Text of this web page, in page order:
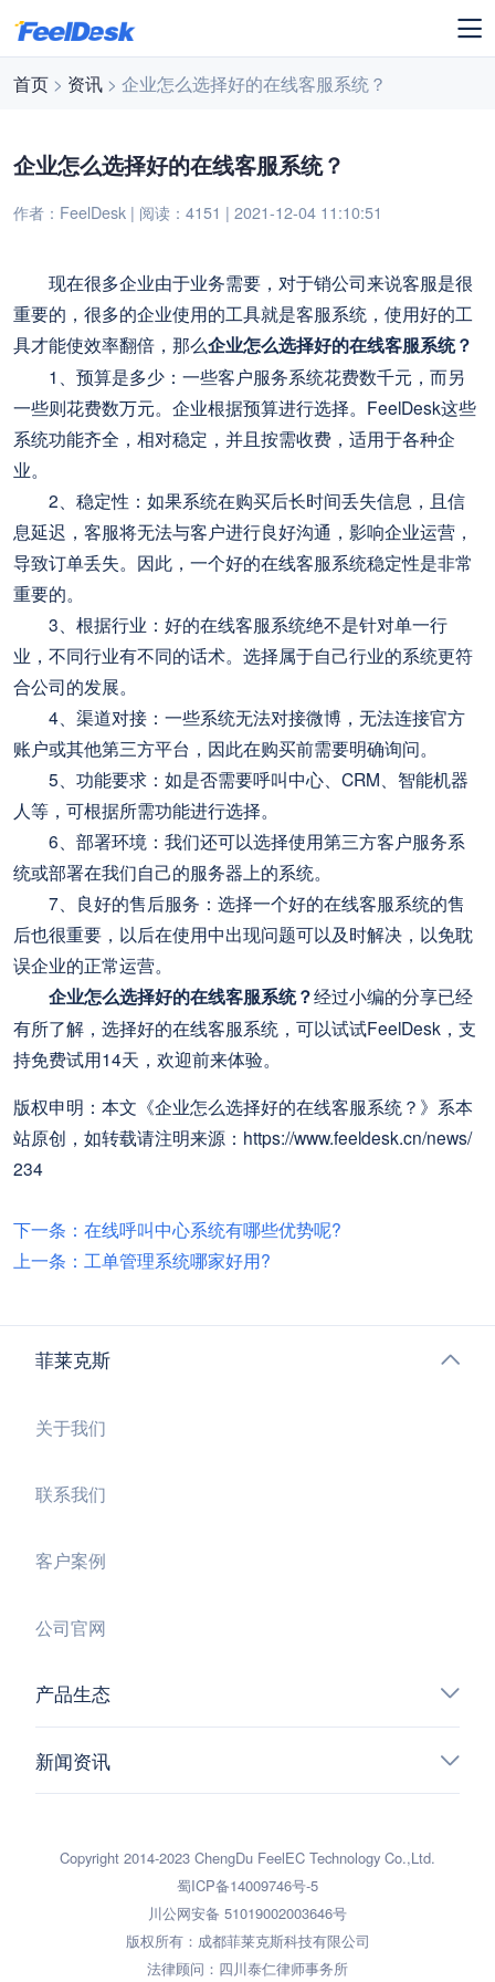
首页 > 资讯 > 企业怎么选择好的在线客服系统？
企业怎么选择好的在线客服系统？
作者：FeelDesk | 阅读：4151 | 2021-12-04 11:10:51
现在很多企业由于业务需要，对于销公司来说客服是很
重要的，很多的企业使用的工具就是客服系统，使用好的工
具才能使效率翻倍，那么企业怎么选择好的在线客服系统？
1、预算是多少：一些客户服务系统花费数千元，而另
一些则花费数万元。企业根据预算进行选择。FeelDesk这些
系统功能齐全，相对稳定，并且按需收费，适用于各种企
业。
2、稳定性：如果系统在购买后长时间丢失信息，且信
息延迟，客服将无法与客户进行良好沟通，影响企业运营，
导致订单丢失。因此，一个好的在线客服系统稳定性是非常
重要的。
3、根据行业：好的在线客服系统绝不是针对单一行
业，不同行业有不同的话术。选择属于自己行业的系统更符
合公司的发展。
4、渠道对接：一些系统无法对接微博，无法连接官方
账户或其他第三方平台，因此在购买前需要明确询问。
5、功能要求：如是否需要呼叫中心、CRM、智能机器
人等，可根据所需功能进行选择。
6、部署环境：我们还可以选择使用第三方客户服务系
统或部署在我们自己的服务器上的系统。
7、良好的售后服务：选择一个好的在线客服系统的售
后也很重要，以后在使用中出现问题可以及时解决，以免耽
误企业的正常运营。
企业怎么选择好的在线客服系统？经过小编的分享已经
有所了解，选择好的在线客服系统，可以试试FeelDesk，支
持免费试用14天，欢迎前来体验。
版权申明：本文《企业怎么选择好的在线客服系统？》系本
站原创，如转载请注明来源：https://www.feeldesk.cn/news/
234
下一条：在线呼叫中心系统有哪些优势呢?
上一条：工单管理系统哪家好用?
菲莱克斯
关于我们
联系我们
客户案例
公司官网
产品生态
新闻资讯
Copyright 2014-2023 ChengDu FeelEC Technology Co.,Ltd.
蜀ICP备14009746号-5
川公网安备 51019002003646号
版权所有：成都菲莱克斯科技有限公司
法律顾问：四川泰仁律师事务所